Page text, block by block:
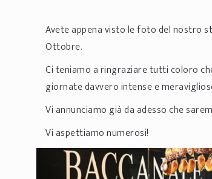
Avete appena visto le foto del nostro
Ottobre.
Ci teniamo a ringraziare tutti coloro
giornate davvero intense e
Vi annunciamo già da adesso che
Vi aspettiamo numerosi!